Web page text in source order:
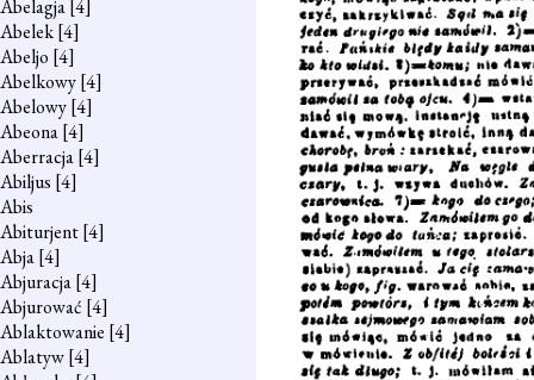
Abelagja[4]
Abelek[4]
Abeljo [4]
Abelkowy[4]
Abelowy[4]
Abeona[4]
Aberracja[4]
Abiljus [4]
Abis
Abiturjent[4]
Abja[4]
Abjuracja[4]
Abjurować [4]
Ablaktowanie [4]
Ablatyw[4]